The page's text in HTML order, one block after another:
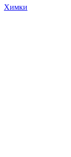
Химки